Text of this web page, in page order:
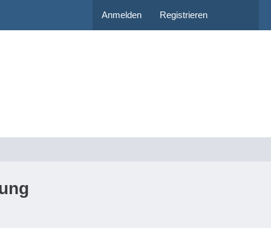
Anmelden Registrieren